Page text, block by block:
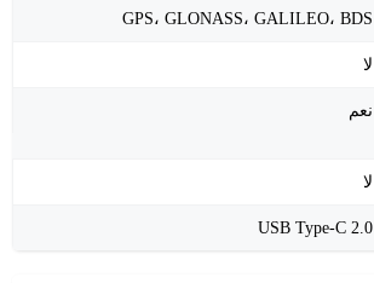
GPS، GLONASS، GALILEO، BDS
لا
نعم
لا
USB Type-C 2.0